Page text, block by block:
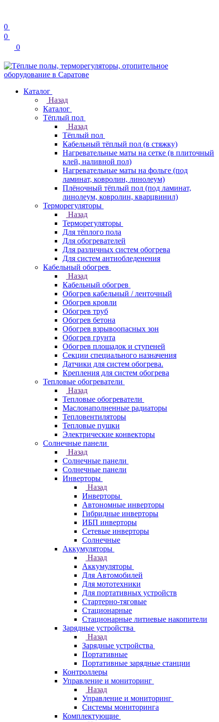
0
0
0
Каталог
Назад
Каталог
Тёплый пол
Назад
Тёплый пол
Кабельный тёплый пол (в стяжку)
Нагревательные маты на сетке (в плиточный
клей, наливной пол)
Нагревательные маты на фольге (под
ламинат, ковролин, линолеум)
Плёночный тёплый пол (под ламинат,
линолеум, ковролин, кварцвинил)
Терморегуляторы
Назад
Терморегуляторы
Для тёплого пола
Для обогревателей
Для различных систем обогрева
Для систем антиобледенения
Кабельный обогрев
Назад
Кабельный обогрев
Обогрев кабельный / ленточный
Обогрев кровли
Обогрев труб
Обогрев бетона
Обогрев взрывоопасных зон
Обогрев грунта
Обогрев площадок и ступеней
Секции специального назначения
Датчики для систем обогрева.
Крепления для систем обогрева
Тепловые обогреватели
Назад
Тепловые обогреватели
Маслонаполненные радиаторы
Тепловентиляторы
Тепловые пушки
Электрические конвекторы
Солнечные панели
Назад
Солнечные панели
Солнечные панели
Инверторы
Назад
Инверторы
Автономные инверторы
Гибридные инверторы
ИБП инверторы
Сетевые инверторы
Солнечные
Аккумуляторы
Назад
Аккумуляторы
Для Автомобилей
Для мототехники
Для портативных устройств
Стартерно-тяговые
Стационарные
Стационарные литиевые накопители
Зарядные устройства
Назад
Зарядные устройства
Портативные
Портативные зарядные станции
Контроллеры
Управление и мониторинг
Назад
Управление и мониторинг
Системы мониторинга
Комплектующие